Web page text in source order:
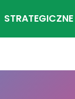
STRATEGICZNE